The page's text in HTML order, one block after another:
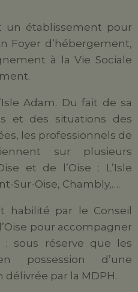
un établissement pour
Foyer d’hébergement,
à la Vie Sociale
Adam. Du fait de sa
et des situations des
les professionnels de
sur plusieurs
et de l’Oise : L’Isle
Sur-Oise, Chambly,….
habilité par le Conseil
pour accompagner
sous réserve que les
possession d’une
par la MDPH.